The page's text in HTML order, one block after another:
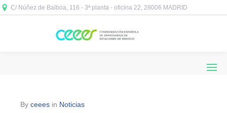
C/ Núñez de Balboa, 116 - 3ª planta - oficina 22, 28006 MADRID
By ceees in Noticias